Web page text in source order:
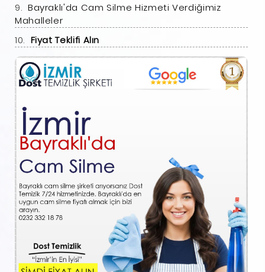
Bayraklı'da Cam Silme Hizmeti Verdiğimiz
Mahalleler
Fiyat Teklifi Alın